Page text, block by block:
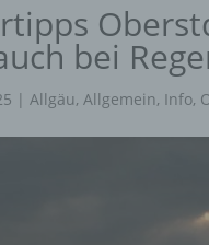
bei
|Allgäu,Allgemein, Info,